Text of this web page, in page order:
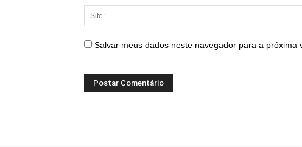
Salvar meus dados neste navegador para a próxima